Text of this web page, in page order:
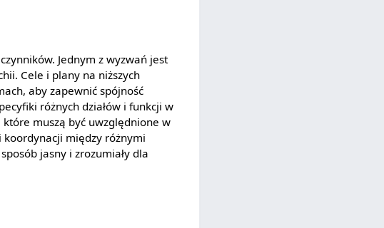
Jednym z wyzwań jest
Cele i plany na niższych
aby zapewnić spójność
różnych działów i funkcji w
muszą być uwzględnione w
między różnymi
jasny i zrozumiały dla